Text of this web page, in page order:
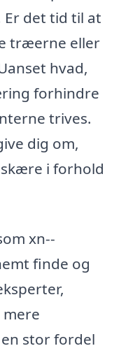
det tid til at
træerne eller
hvad,
forhindre
trives.
dig om,
i forhold
xn--
finde og
stor fordel